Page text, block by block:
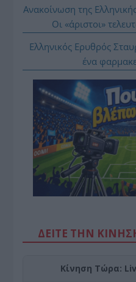
Ανακοίνωση της
Οι «άριστοι»
Ελληνικός Ερυθρός
ένα
ΔΕΙΤΕ ΤΗΝ
Κίνηση Τώρα: